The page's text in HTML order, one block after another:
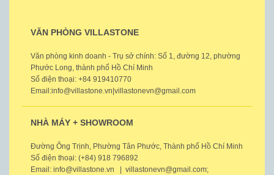
VĂN PHÒNG VILLASTONE
Văn phòng kinh doanh - Trụ sở chính: Số 1, đường 12, phường
Phước Long, thành phố Hồ Chí Minh
Số điện thoại: +84 919410770
Email:info@villastone.vn|villastonevn@gmail.com
NHÀ MÁY + SHOWROOM
Đường Ông Trịnh, Phường Tân Phước, Thành phố Hồ Chí Minh
Số điện thoại: (+84) 918 796892
Email: info@villastone.vn | villastonevn@gmail.com;